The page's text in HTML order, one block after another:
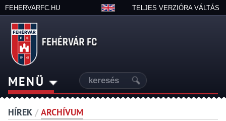
FEHERVARFC.HU TELJES VERZIÓRA VÁLTÁS
MENÜ
HÍREK / ARCHÍVUM